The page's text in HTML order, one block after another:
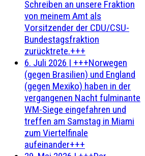
Schreiben an unsere Fraktion
von meinem Amt als
Vorsitzender der CDU/CSU-
Bundestagsfraktion
zurücktrete.+++
6. Juli 2026 | +++Norwegen
(gegen Brasilien) und England
(gegen Mexiko) haben in der
vergangenen Nacht fulminante
WM-Siege eingefahren und
treffen am Samstag in Miami
zum Viertelfinale
aufeinander+++